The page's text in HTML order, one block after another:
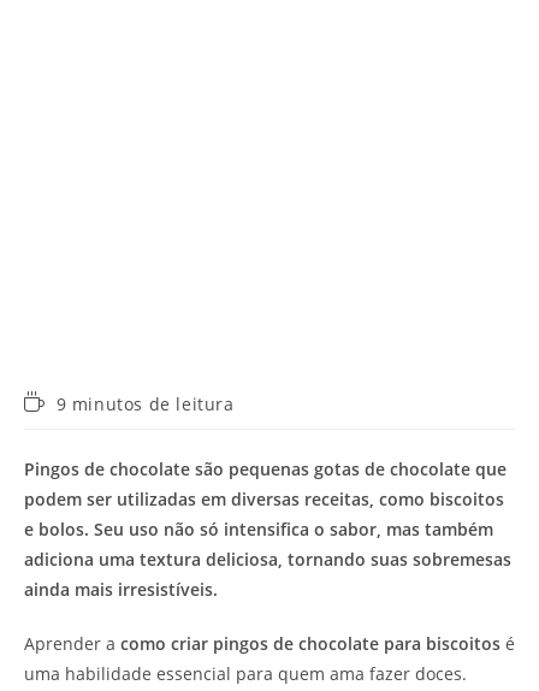
Tempo9 minutos de leitura
Pingos de chocolate são pequenas gotas de chocolate que
podem ser utilizadas em diversas receitas, como biscoitos
e bolos. Seu uso não só intensifica o sabor, mas também
adiciona uma textura deliciosa, tornando suas sobremesas
ainda mais irresistíveis.
Aprender a como criar pingos de chocolate para biscoitos é
uma habilidade essencial para quem ama fazer doces.